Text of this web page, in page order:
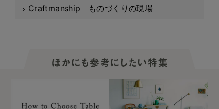
Craftmanship ものづくりの現場